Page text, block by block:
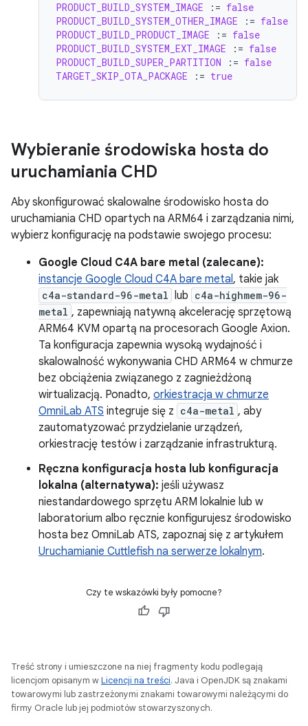
PRODUCT_BUILD_SYSTEM_IMAGE := false
PRODUCT_BUILD_SYSTEM_OTHER_IMAGE
:= false
PRODUCT_BUILD_PRODUCT_IMAGE
:= false
PRODUCT_BUILD_SYSTEM_EXT_IMAGE
:= false
PRODUCT_BUILD_SUPER_PARTITION
:= false
TARGET_SKIP_OTA_PACKAGE
:= true
Wybieranie środowiska hosta do
uruchamiania CHD
Aby skonfigurować skalowalne środowisko hosta do
uruchamiania CHD opartych na ARM64 i zarządzania nimi,
wybierz konfigurację na podstawie swojego procesu:
Google Cloud C4A bare metal (zalecane):
instancje Google Cloud C4A bare metal, takie jak
c4a-standard-96-metal lub c4a-highmem-96-
metal , zapewniają natywną akcelerację sprzętową
ARM64 KVM opartą na procesorach Google Axion.
Ta konfiguracja zapewnia wysoką wydajność i
skalowalność wykonywania CHD ARM64 w chmurze
bez obciążenia związanego z zagnieżdżoną
wirtualizacją. Ponadto, orkiestracja w chmurze
OmniLab ATS integruje się z c4a-metal , aby
zautomatyzować przydzielanie urządzeń,
orkiestrację testów i zarządzanie infrastrukturą.
Ręczna konfiguracja hosta lub konfiguracja
lokalna (alternatywa): jeśli używasz
niestandardowego sprzętu ARM lokalnie lub w
laboratorium albo ręcznie konfigurujesz środowisko
hosta bez OmniLab ATS, zapoznaj się z artykułem
Uruchamianie Cuttlefish na serwerze lokalnym.
Czy te wskazówki były pomocne?
Treść strony i umieszczone na niej fragmenty kodu podlegają
licencjom opisanym wLicencji na treści. Java i OpenJDK są znakami
towarowymi lub zastrzeżonymi znakami towarowymi należącymi do
firmy Oracle lub jej podmiotów stowarzyszonych.